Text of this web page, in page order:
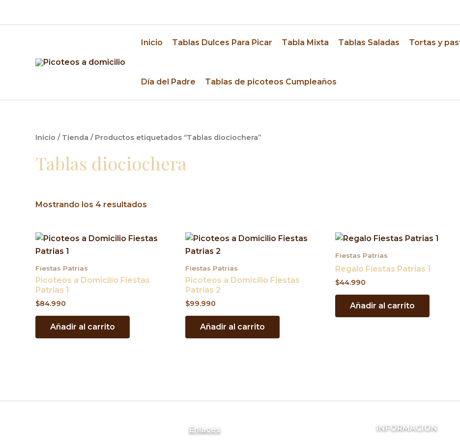
Inicio Tablas Dulces Para Picar Tabla Mixta Tablas Saladas Tortas y
Día del Padre Tablas de picoteos Cumpleaños
Inicio / Tienda / Productos etiquetados “Tablas diociochera”
Tablas diociochera
Mostrando los 4 resultados
Fiestas Patrias
Picoteos a Domicilio Fiestas
Patrias 1
$84.990
Añadir al carrito
Fiestas Patrias
Picoteos a Domicilio Fiestas
Patrias 2
$99.990
Añadir al carrito
Fiestas Patrias
Regalo Fiestas Patrias 1
$44.990
Añadir al carrito
Enlaces INFORMACION